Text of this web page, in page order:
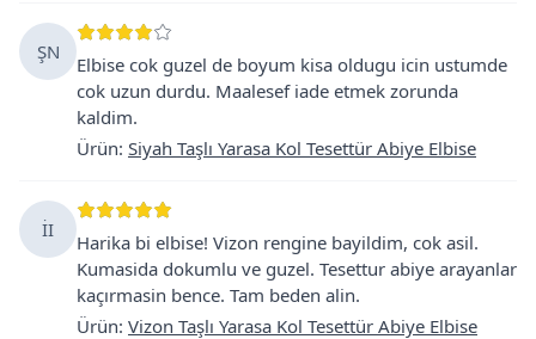
ŞN
Elbise cok guzel de boyum kisa oldugu icin ustumde
cok uzun durdu. Maalesef iade etmek zorunda
kaldim.
Ürün: Siyah Taşlı Yarasa Kol Tesettür Abiye Elbise
İI
Harika bi elbise! Vizon rengine bayildim, cok asil.
Kumasida dokumlu ve guzel. Tesettur abiye arayanlar
kaçırmasin bence. Tam beden alin.
Ürün: Vizon Taşlı Yarasa Kol Tesettür Abiye Elbise